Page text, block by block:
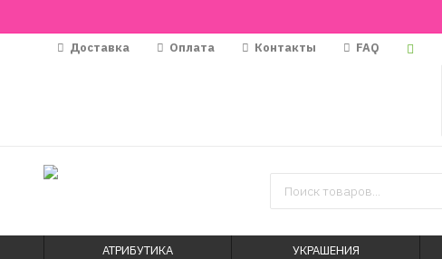
Доставка Оплата Контакты FAQ
АТРИБУТИКА УКРАШЕНИЯ